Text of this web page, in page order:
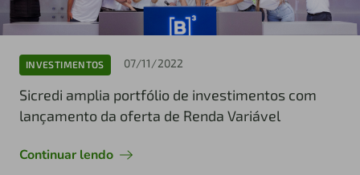
INVESTIMENTOS 07/11/2022
Sicredi amplia portfólio de investimentos com
lançamento da oferta de Renda Variável
Continuar lendo